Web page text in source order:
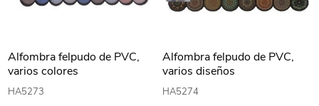
Alfombra felpudo de PVC,
varios colores
HA5273
Alfombra felpudo de PVC,
varios diseños
HA5274